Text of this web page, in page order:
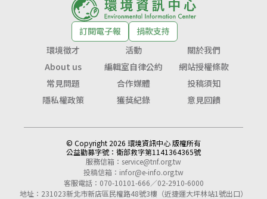
訂閱電子報
捐款支持
環境徵才
活動
關於我們
About us
編輯室自律公約
網站授權條款
常見問題
合作媒體
投稿須知
隱私權政策
獲獎紀錄 意見回饋
© Copyright 2026 環境資訊中心 版權所有
公益勸募字號： 衛部救字第1141364365號
服務信箱： service@tnf.org.tw
投稿信箱： infor@e-info.org.tw
客服電話：070-10101-666／02-2910-6000
地址：231023新北市新店區民權路48號3樓（近捷運大坪林站1號出口）